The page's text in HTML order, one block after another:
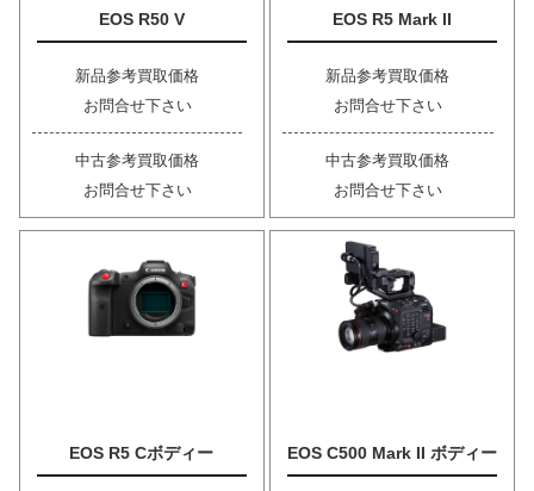
EOS R50 V
新品参考買取価格
お問合せ下さい
中古参考買取価格
お問合せ下さい
EOS R5 Mark II
新品参考買取価格
お問合せ下さい
中古参考買取価格
お問合せ下さい
EOS R5 Cボディー EOS C500 Mark II ボディー